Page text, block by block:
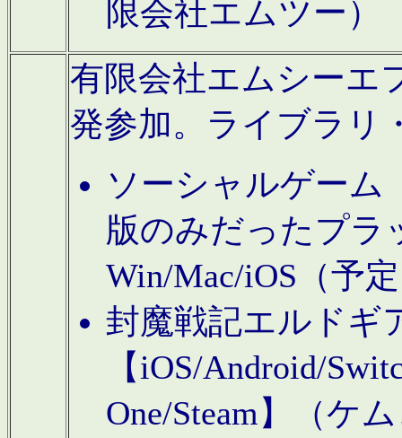
限会社エムツー）
有限会社エムシーエ
発参加。ライブラリ
ソーシャルゲーム
版のみだったプラ
Win/Mac/iOS（予
封魔戦記エルドギ
【iOS/Android/
One/Steam】（ケ